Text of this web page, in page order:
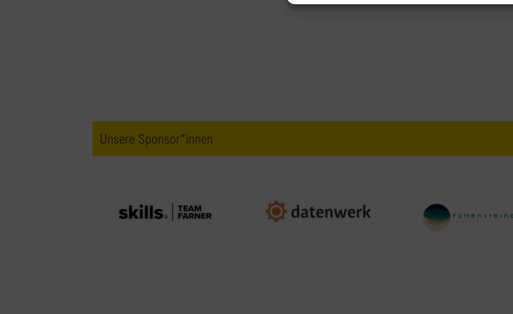
Unsere Sponsor*innen